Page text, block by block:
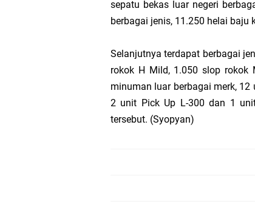
sepatu bekas luar negeri
berbagai jenis, 11.250 helai baju
Selanjutnya terdapat berbagai
rokok H Mild, 1.050 slop rokok
minuman luar berbagai merk, 12
2 unit Pick Up L-300 dan 1
tersebut. (Syopyan)